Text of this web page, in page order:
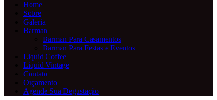
Home
Sobre
Galeria
Barman
Barman Para Casamentos
Barman Para Festas e Eventos
Liquid Coffee
Liquid Vintage
Contato
Orçamento
Agende Sua Degustação